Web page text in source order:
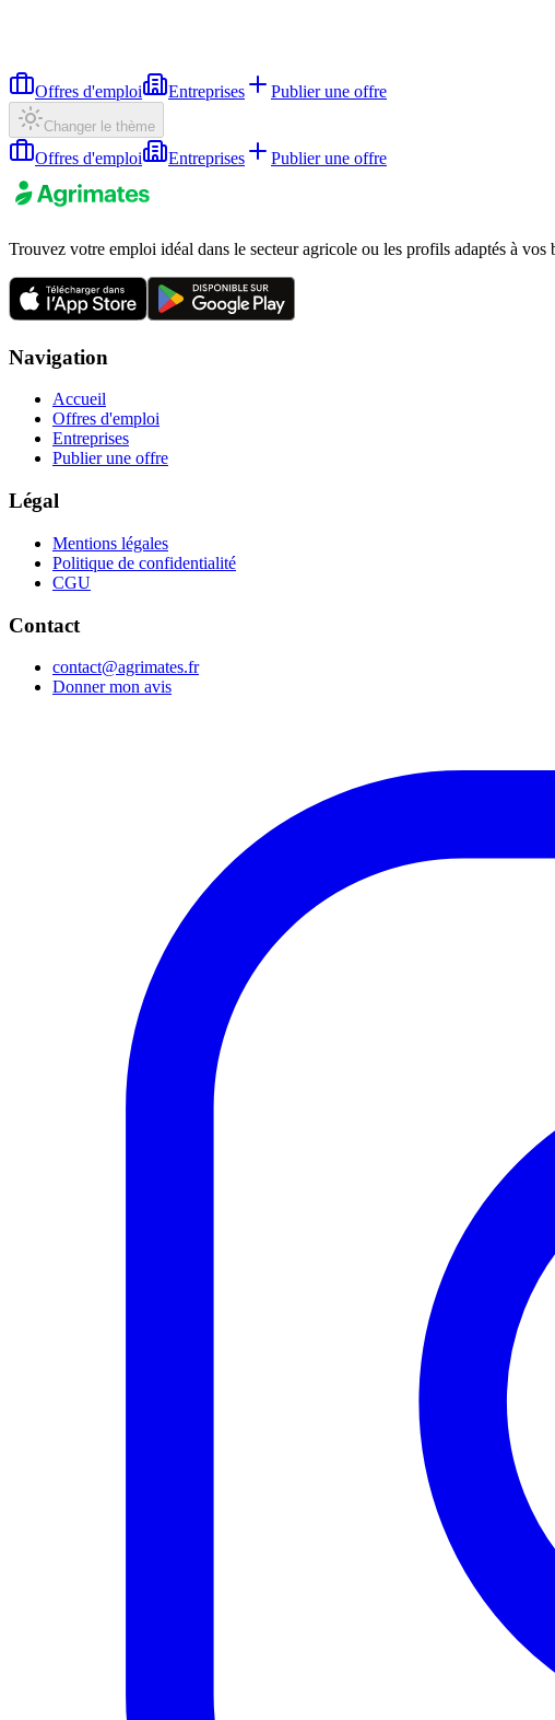
Offres d'emploi Entreprises Publier une offre
Changer le thème
Offres d'emploi Entreprises Publier une offre
Trouvez votre emploi idéal dans le secteur agricole ou les profils adaptés à vos
Navigation
Accueil
Offres d'emploi
Entreprises
Publier une offre
Légal
Mentions légales
Politique de confidentialité
CGU
Contact
contact@agrimates.fr
Donner mon avis